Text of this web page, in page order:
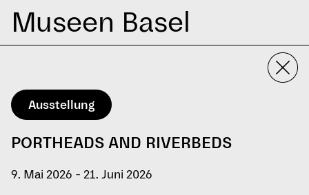
Museen Basel
Ausstellung
PORTHEADS AND RIVERBEDS
9. Mai 2026 - 21. Juni 2026